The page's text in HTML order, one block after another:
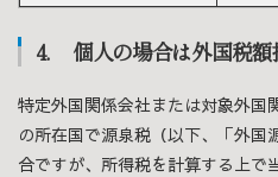
4. 個人の場合は外国税額
特定外国関係会社または対象外国
の所在国で源泉税（以下、「外国
合ですが、所得税を計算する上で